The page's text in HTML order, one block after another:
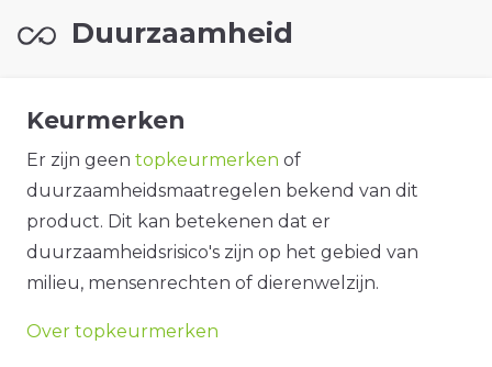
Duurzaamheid
Keurmerken
Er zijn geen topkeurmerken of
duurzaamheidsmaatregelen bekend van dit
product. Dit kan betekenen dat er
duurzaamheidsrisico's zijn op het gebied van
milieu, mensenrechten of dierenwelzijn.
Over topkeurmerken